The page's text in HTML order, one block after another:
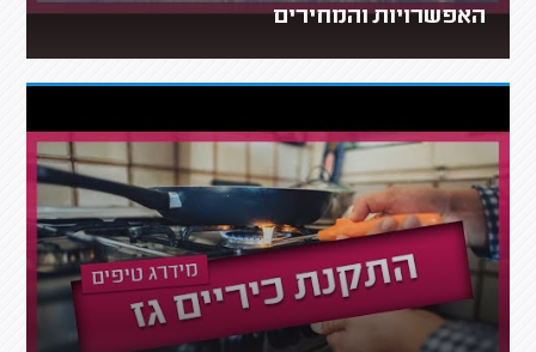
האפשרויות והמחירים